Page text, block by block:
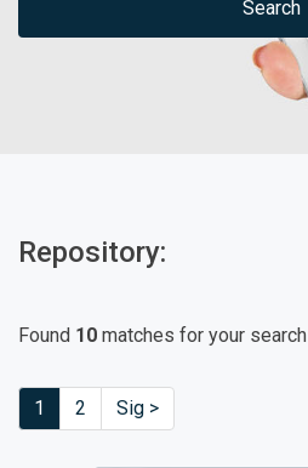
Search
Repository:
Found 10 matches for your search
1 2 Sig >